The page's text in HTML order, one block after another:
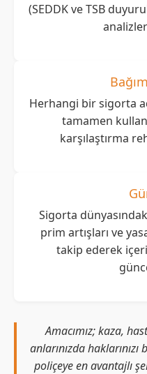
(SEDDK ve TSB
Herhangi bir sigorta
tamamen
karşılaştırma
Sigorta
prim artışları ve
takip ederek
Amacımız; kaza,
anlarınızda
poliçeye en avantajlı